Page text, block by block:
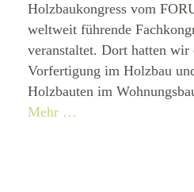
Holzbaukongress vom
weltweit führende
veranstaltet. Dort hatten wir
Vorfertigung im Holzbau
Holzbauten im
Mehr …